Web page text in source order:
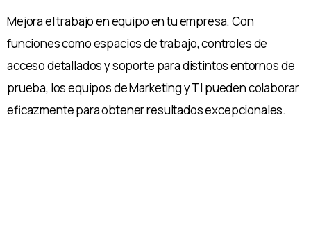
Mejora el trabajo en equipo en tu empresa. Con
funciones como espacios de trabajo, controles de
acceso detallados y soporte para distintos entornos de
prueba, los equipos de Marketing y TI pueden colaborar
eficazmente para obtener resultados excepcionales.